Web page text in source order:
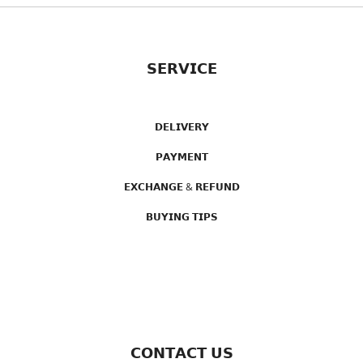
𝗦𝗘𝗥𝗩𝗜𝗖𝗘
𝗗𝗘𝗟𝗜𝗩𝗘𝗥𝗬
𝗣𝗔𝗬𝗠𝗘𝗡𝗧
𝗘𝗫𝗖𝗛𝗔𝗡𝗚𝗘 & 𝗥𝗘𝗙𝗨𝗡𝗗
𝗕𝗨𝗬𝗜𝗡𝗚 𝗧𝗜𝗣𝗦
𝗖𝗢𝗡𝗧𝗔𝗖𝗧 𝗨𝗦